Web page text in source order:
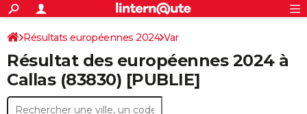
ACTUALITÉS
Politique
Société
Faits Divers
Education
Monde
Villes
+
SPORT
Coupe du monde 2026
Football
Tennis
Cyclisme
Rugby
Forum
CULTURE
Programme TV
TNT
Streaming
Cinéma
Sorties cinéma
Musique
+
FINANCE
S'inscrire
Connexion
Résultats européennes 2024 Var
Résultat des européennes 2024 à
Callas (83830) [PUBLIE]